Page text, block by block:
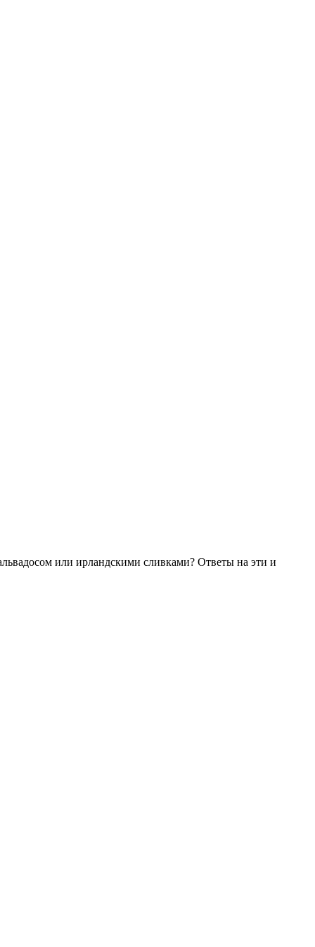
или ирландскими сливками? Ответы на эти и